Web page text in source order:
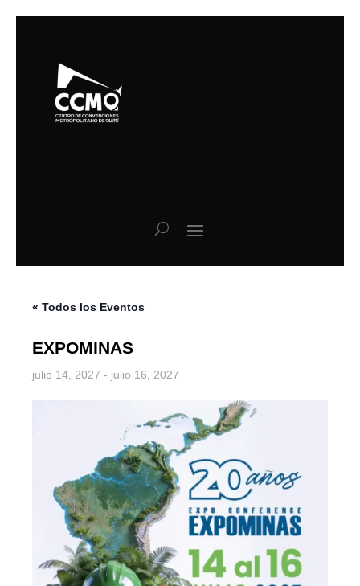
« Todos los Eventos
EXPOMINAS
julio 14, 2027 - julio 16, 2027